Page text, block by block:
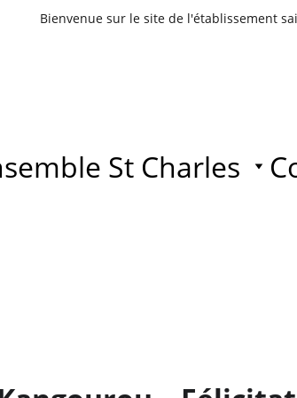
Bienvenue sur le site de l'établissement
St Charles